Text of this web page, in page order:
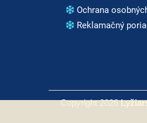
Ochrana
Reklamačný
Copyright 2026